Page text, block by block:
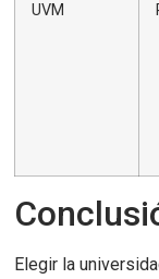
UVM
Elegir la